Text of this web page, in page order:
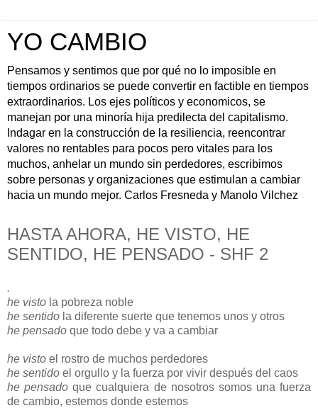
YO CAMBIO
Pensamos y sentimos que por qué no lo imposible en
tiempos ordinarios se puede convertir en factible en tiempos
extraordinarios. Los ejes políticos y economicos, se
manejan por una minoría hija predilecta del capitalismo.
Indagar en la construcción de la resiliencia, reencontrar
valores no rentables para pocos pero vitales para los
muchos, anhelar un mundo sin perdedores, escribimos
sobre personas y organizaciones que estimulan a cambiar
hacia un mundo mejor. Carlos Fresneda y Manolo Vilchez
HASTA AHORA, HE VISTO, HE
SENTIDO, HE PENSADO - SHF 2
.
he visto la pobreza noble
he sentido la diferente suerte que tenemos unos y otros
he pensado que todo debe y va a cambiar
he visto el rostro de muchos perdedores
he sentido el orgullo y la fuerza por vivir después del caos
he pensado que cualquiera de nosotros somos una fuerza
de cambio, estemos donde estemos